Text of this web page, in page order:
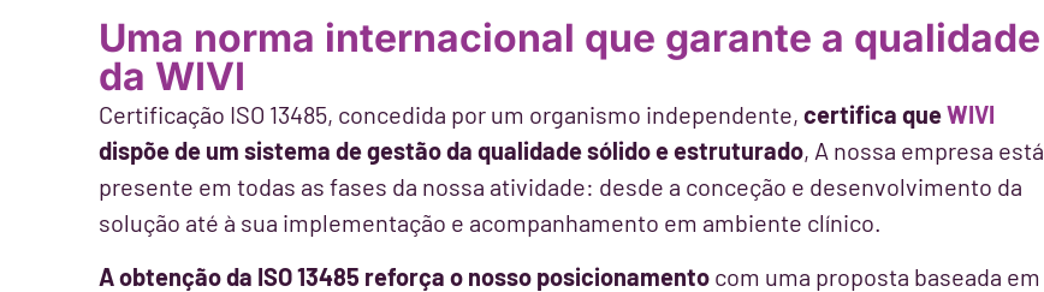
Uma norma internacional que garante a qualidade
da WIVI
Certificação ISO 13485, concedida por um organismo independente, certifica queWIVI
dispõe de um sistema de gestão da qualidade sólido e estruturado, A nossa empresa está
presente em todas as fases da nossa atividade: desde a conceção e desenvolvimento da
solução até à sua implementação e acompanhamento em ambiente clínico.
A obtenção da ISO 13485 reforça o nosso posicionamento com uma proposta baseada em